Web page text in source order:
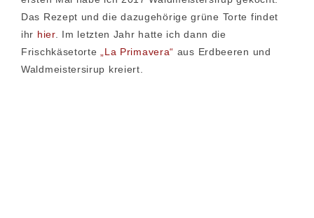
Das Rezept und die dazugehörige grüne Torte findet
ihr hier. Im letzten Jahr hatte ich dann die
Frischkäsetorte
„La Primavera“ aus Erdbeeren und
Waldmeistersirup kreiert.